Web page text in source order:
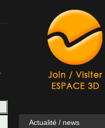
Actualité / news